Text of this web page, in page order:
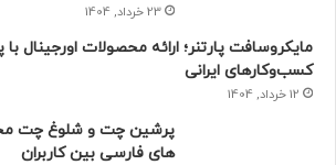
23 خرداد, 1404
مایکروسافت پارتنر؛ ارائه محصولات اورجینال
کسب‌وکارهای ایرانی
12 خرداد, 1404
پرشین چت و شلوغ چت
های فارسی بین کاربران